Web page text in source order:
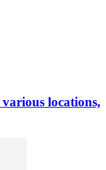
locations,